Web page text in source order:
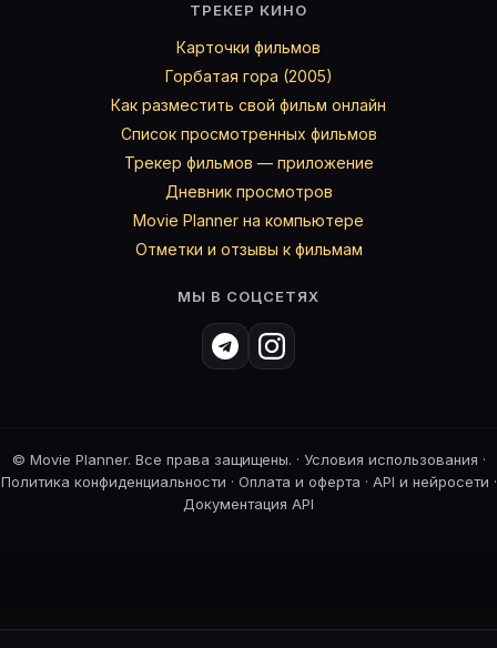
ТРЕКЕР КИНО
Карточки фильмов
Горбатая гора (2005)
Как разместить свой фильм онлайн
Список просмотренных фильмов
Трекер фильмов — приложение
Дневник просмотров
Movie Planner на компьютере
Отметки и отзывы к фильмам
МЫ В СОЦСЕТЯХ
© Movie Planner. Все права защищены. · Условия использования ·
Политика конфиденциальности · Оплата и оферта · API и нейросети ·
Документация API